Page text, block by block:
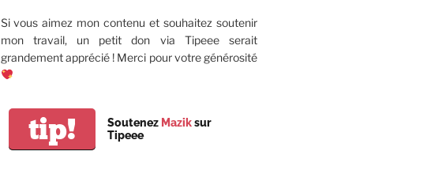
Si vous aimez mon contenu et souhaitez soutenir
mon travail, un petit don via Tipeee serait
grandement apprécié ! Merci pour votre générosité
tip! Soutenez Maziksur
Tipeee